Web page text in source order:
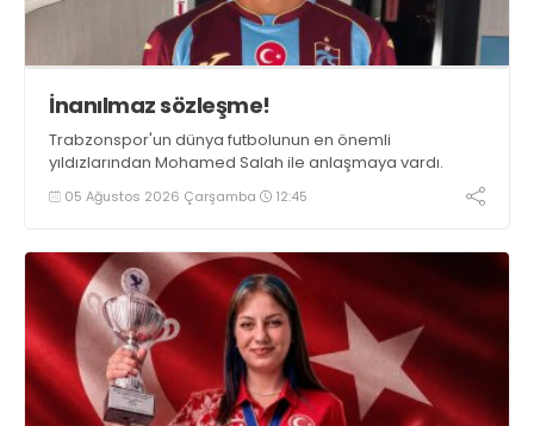
İnanılmaz sözleşme!
Trabzonspor'un dünya futbolunun en önemli
yıldızlarından Mohamed Salah ile anlaşmaya vardı.
05 Ağustos 2026 Çarşamba 12:45